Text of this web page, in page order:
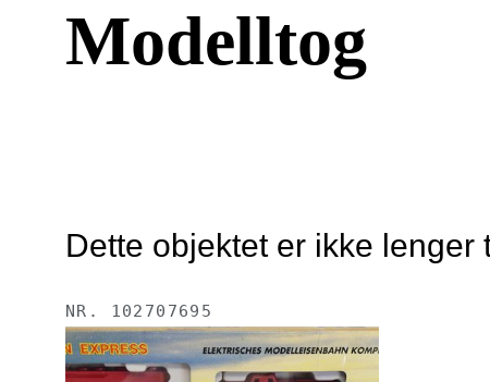
Modelltog
Dette objektet er ikke
NR. 102707695